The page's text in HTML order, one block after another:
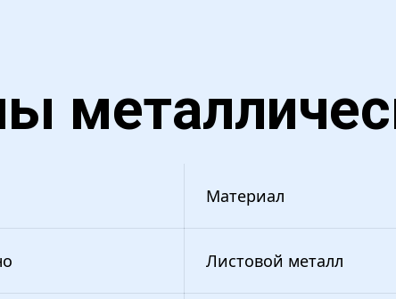
Материал
Листовой металл